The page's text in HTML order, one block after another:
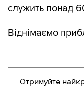
служить понад
Віднімаємо
Отримуйте